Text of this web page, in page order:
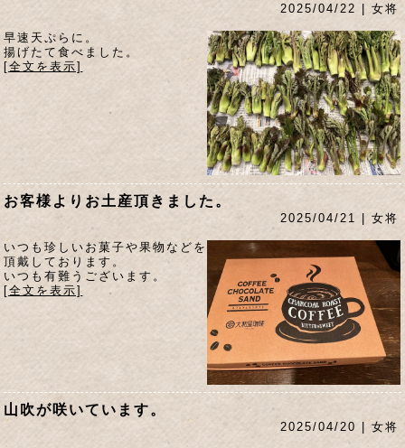
2025/04/22 | 女将
早速天ぷらに。
揚げたて食べました。
[全文を表示]
お客様よりお土産頂きました。
2025/04/21 | 女将
いつも珍しいお菓子や果物などを
頂戴しております。
いつも有難うございます。
[全文を表示]
山吹が咲いています。
2025/04/20 | 女将